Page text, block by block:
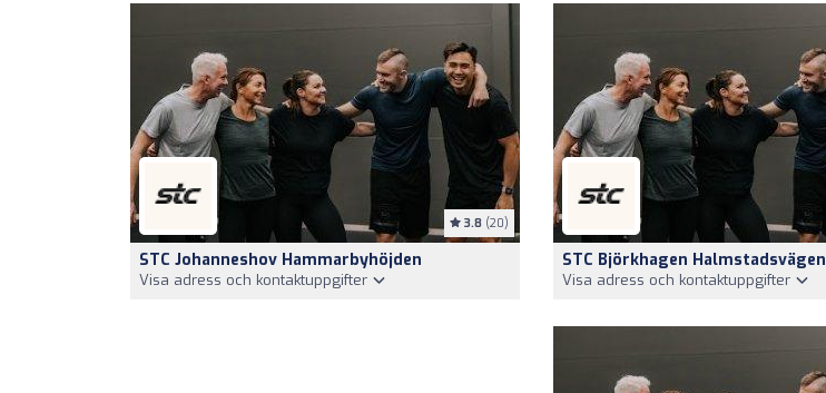
3.8 (20)
STC Johanneshov Hammarbyhöjden
Visa adress och kontaktuppgifter
STC Björkhagen Halmstadsvägen
Visa adress och kontaktuppgifter